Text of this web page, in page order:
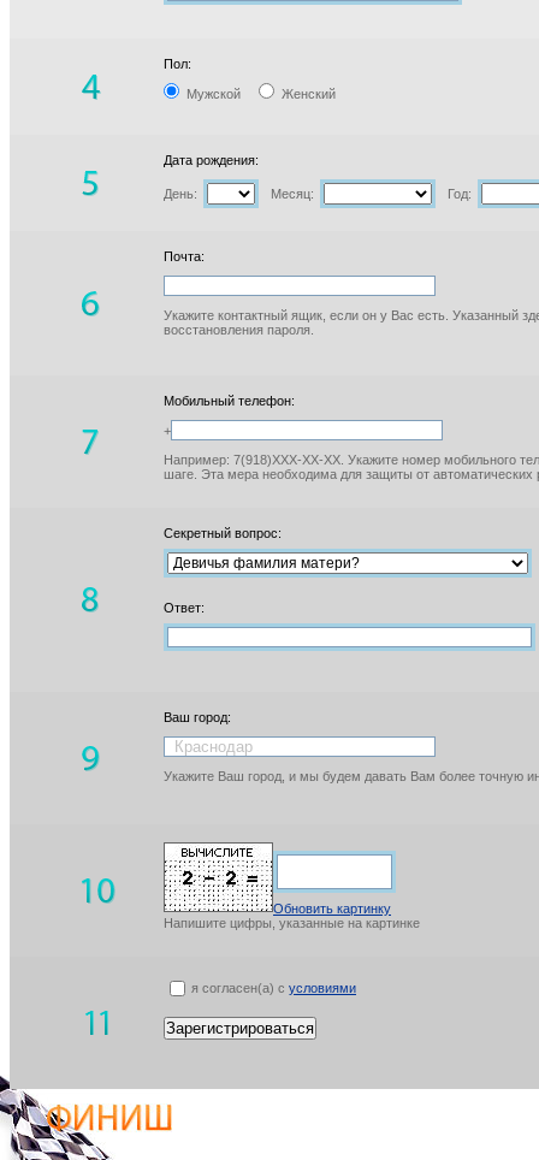
Пол:
Мужской Женский
Дата рождения:
День: Месяц: Год:
Почта:
Укажите контактный ящик, если он у Вас есть. Указанный
восстановления пароля.
Мобильный телефон:
+
Например: 7(918)XXX-XX-XX. Укажите номер мобильного
шаге. Эта мера необходима для защиты от автоматических
Секретный вопрос:
Ответ:
Ваш город:
Укажите Ваш город, и мы будем давать Вам более точную
Обновить картинку
Напишите цифры, указанные на картинке
я согласен(а) с условиями
Зарегистрироваться